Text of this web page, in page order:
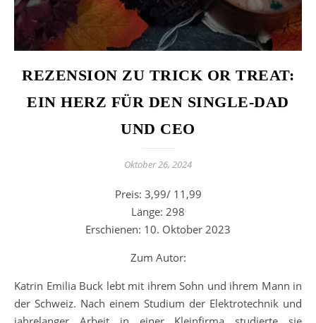
REZENSION ZU TRICK OR TREAT:
EIN HERZ FÜR DEN SINGLE-DAD
UND CEO
Oktober 26, 2024
Preis: 3,99/ 11,99
Länge: 298
Erschienen: 10. Oktober 2023
Zum Autor:
Katrin Emilia Buck lebt mit ihrem Sohn und ihrem Mann in
der Schweiz. Nach einem Studium der Elektrotechnik und